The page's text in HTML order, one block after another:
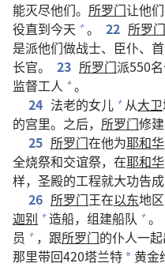
能灭尽他们。 所罗门让他
役直到今天 + 。 22 所罗门
是派他们做战士、臣仆、
长官。
23 所罗门派550
监督工人 + 。
24 法老的女儿 + 从大卫
的宫里。之后， 所罗门修
25 所罗门在他为耶和华
全烧祭和交谊祭，在耶和华
样，圣殿的工程就大功告
26 所罗门王在以东地
迦别 + 造船，组建船队 + 。
员 + ，跟所罗门的仆人一起
那里带回420塔兰特 *黄金